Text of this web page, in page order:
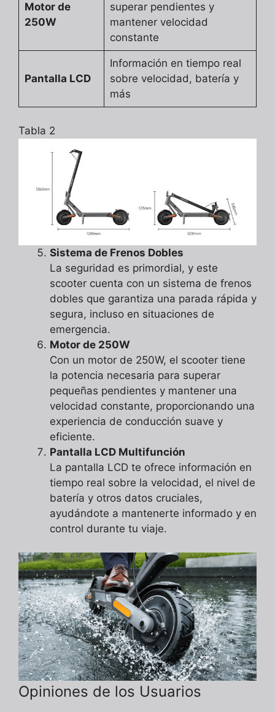
Motor de
250W
superar pendientes y
mantener velocidad
constante
Pantalla LCD
Información en tiempo real
sobre velocidad, batería y
más
Tabla 2
Sistema de Frenos Dobles
La seguridad es primordial, y este
scooter cuenta con un sistema de frenos
dobles que garantiza una parada rápida y
segura, incluso en situaciones de
emergencia.
Motor de 250W
Con un motor de 250W, el scooter tiene
la potencia necesaria para superar
pequeñas pendientes y mantener una
velocidad constante, proporcionando una
experiencia de conducción suave y
eficiente.
Pantalla LCD Multifunción
La pantalla LCD te ofrece información en
tiempo real sobre la velocidad, el nivel de
batería y otros datos cruciales,
ayudándote a mantenerte informado y en
control durante tu viaje.
Opiniones de los Usuarios